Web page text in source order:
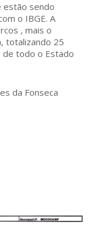
estão sendo
o IBGE. A
, mais o
totalizando 25
todo o Estado
da Fonseca